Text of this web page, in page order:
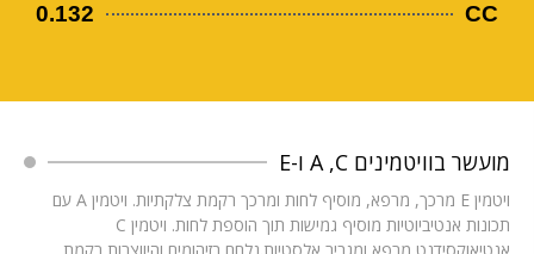
CC
0.132
מועשר בוויטמינים A ,C ו-E
ויטמין E מרכך, מרפא, מוסיף לחות ומרכך רקמת צלקתיות. ויטמין A עם
תכונות אנטיביוטיות מוסיף גמישות תוך הוספת לחות. ויטמין C